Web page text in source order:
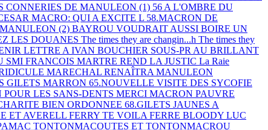
CONNERIES DE MANULEON (1) 56 A L'OMBRE DU
MACRO: QUI A EXCITE L 58.MACRON DE
(2) BAYROU VOUDRAIT AUSSI BOIRE UN
LES DOUANES The times they are changin...h The times they
LETTRE A IVAN BOUCHIER SOUS-PR AU BRILLANT
SMI FRANCOIS MARTRE REND LA JUSTIC La Raie
MARECHAL RENAÎTRA MANULEON
GILETS MARRON 65.NOUVELLE VISITE DES SYCOFIE
LES SANS-DENTS MERCI MACRON PAUVRE
BIEN ORDONNEE 68.GILETS JAUNES A
ET AVERELL FERRY TE VOILA FERRE BLOODY LUC
TONTONMACOUTES ET TONTONMACROU